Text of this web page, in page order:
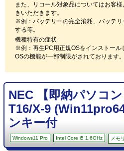
また、リコール対象品についてはお客
きいただきます。
※例：バッテリーの完全消耗、バッテ
する等。
機種特有の症状
※例：再生PC用正規OSをインストール
OSの機能が一部制限がされております。
NEC 【即納パソコ
T16/X-9
ンキー付
Windows11 Pro Intel Core i5 1.6GHz メモ